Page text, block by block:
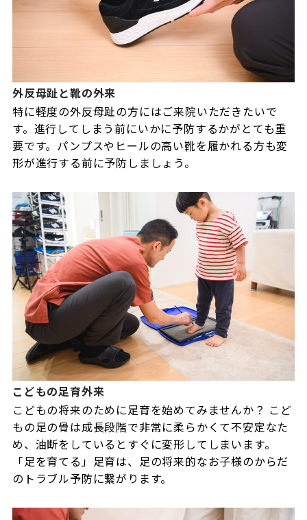
外反母趾と靴の外来
特に軽度の外反母趾の方にはご来院いただきたいで
す。進行してしまう前にいかに予防するかがとても重
要です。パンプスやヒールの高い靴を履かれる方も変
形が進行する前に予防しましょう。
こどもの足育外来
こどもの将来のために足育を始めてみませんか？ こど
もの足の骨は成長段階で非常に柔らかくて不安定なた
め、油断をしているとすぐに変形してしまいます。
「足を育てる」足育は、足の将来的なお子様のからだ
のトラブル予防に繋がります。